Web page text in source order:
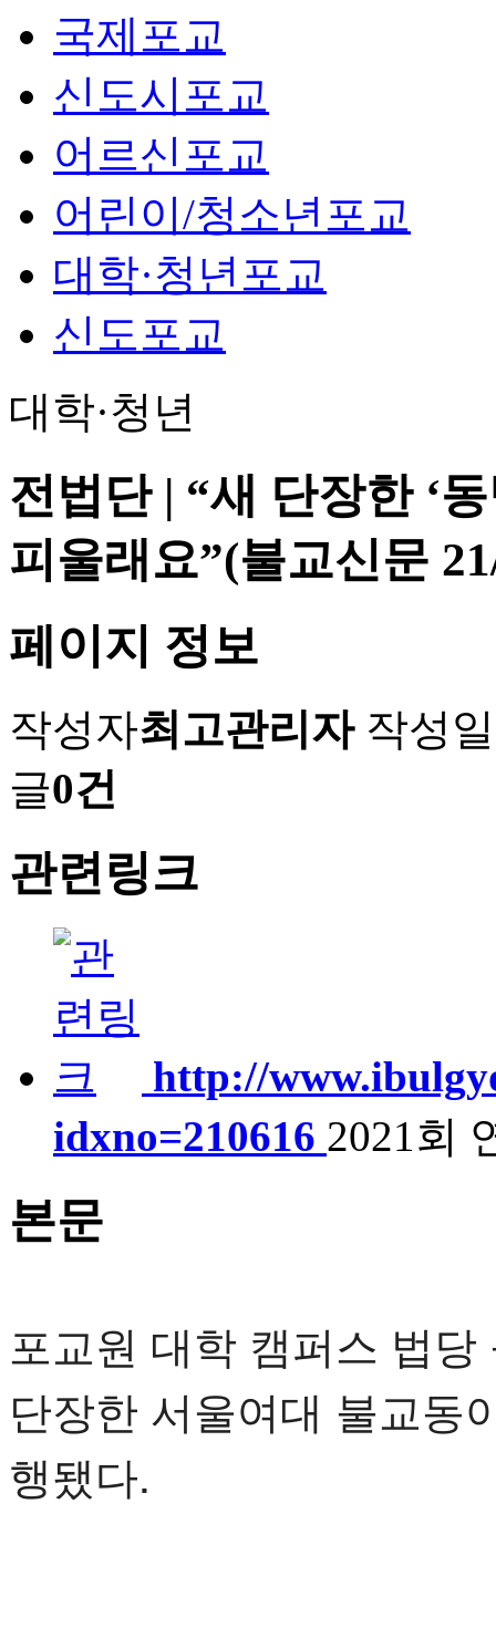
국제포교
신도시포교
어르신포교
어린이/청소년포교
대학·청년포교
신도포교
대학·청년
전법단 | “새 단장한 ‘
피울래요”(불교신문
페이지 정보
작성자최고관리자 작성일
글0건
관련링크
http://
idxno=210616 2021회
본문
포교원 대학 캠퍼스 법
단장한 서울여대 불교동
행됐다.